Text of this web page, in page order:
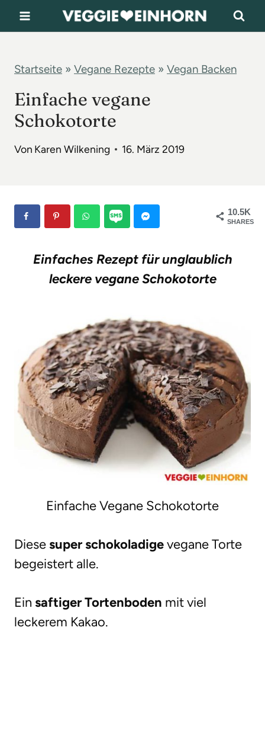
u
Startseite » Vegane Rezepte » Vegan Backen
Einfache vegane
Schokotorte
Von Karen Wilkening 16. März 2019
10.5K
SHARES
Einfaches Rezept für unglaublich
leckere vegane Schokotorte
Einfache Vegane Schokotorte
Diesesuper schokoladigevegane Torte
begeistert alle.
Ein saftiger Tortenboden mit viel
leckerem Kakao.